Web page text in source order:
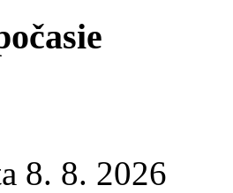
8. 8. 2026